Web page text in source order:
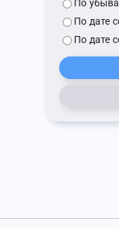
По
По дате
По дате